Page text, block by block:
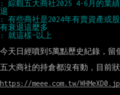
: 綜觀五大商社2025 4-6月的業
: 有些商社是2024年有賣資產或
今天日經噴到5萬點歷史紀錄，留
五大商社的持倉都沒有動，目前
https://meee.com.tw/